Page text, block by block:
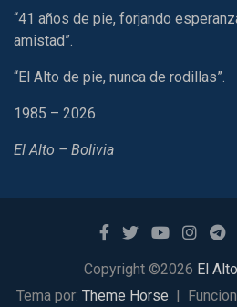
“41 años de pie, forjando
amistad”.
“El Alto de pie, nunca de rodillas”.
1985 – 2026
El Alto – Bolivia
Copyright ©2026 El
Tema por: Theme Horse